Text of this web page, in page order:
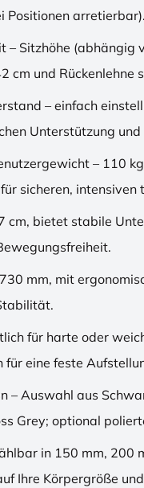
Positionen arretierbar).
– Sitzhöhe (abhängig
cm und Rückenlehne
– einfach
Unterstützung
– 110
sicheren, intensiven
cm, bietet stabile
mm, mit
für harte oder
für eine feste
– Auswahl aus
Grey; optional
in 150 mm, 200
Ihre Körpergröße